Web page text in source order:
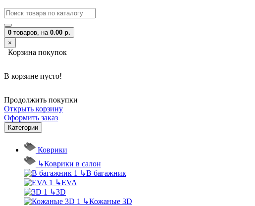
0 товаров, на 0.00 р.
×
Корзина покупок
В корзине пусто!
Продолжить покупки
Открыть корзину
Оформить заказ
Категории
Коврики
↳Коврики в салон
↳В багажник
↳EVA
↳3D
↳Кожаные 3D